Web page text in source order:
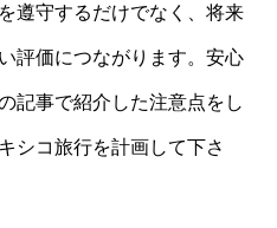
遵守するだけでなく、将来
評価につながります。安心
記事で紹介した注意点をし
シコ旅行を計画して下さ